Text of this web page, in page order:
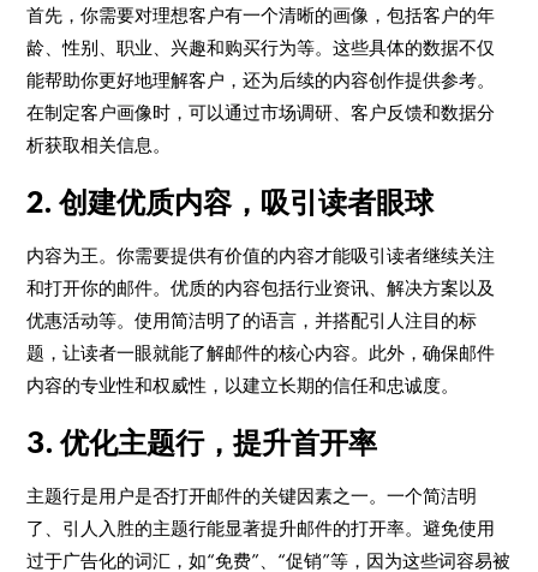
首先，你需要对理想客户有一个清晰的画像，包括客户的年
龄、性别、职业、兴趣和购买行为等。这些具体的数据不仅
能帮助你更好地理解客户，还为后续的内容创作提供参考。
在制定客户画像时，可以通过市场调研、客户反馈和数据分
析获取相关信息。
2. 创建优质内容，吸引读者眼球
内容为王。你需要提供有价值的内容才能吸引读者继续关注
和打开你的邮件。优质的内容包括行业资讯、解决方案以及
优惠活动等。使用简洁明了的语言，并搭配引人注目的标
题，让读者一眼就能了解邮件的核心内容。此外，确保邮件
内容的专业性和权威性，以建立长期的信任和忠诚度。
3. 优化主题行，提升首开率
主题行是用户是否打开邮件的关键因素之一。一个简洁明
了、引人入胜的主题行能显著提升邮件的打开率。避免使用
过于广告化的词汇，如“免费”、“促销”等，因为这些词容易被